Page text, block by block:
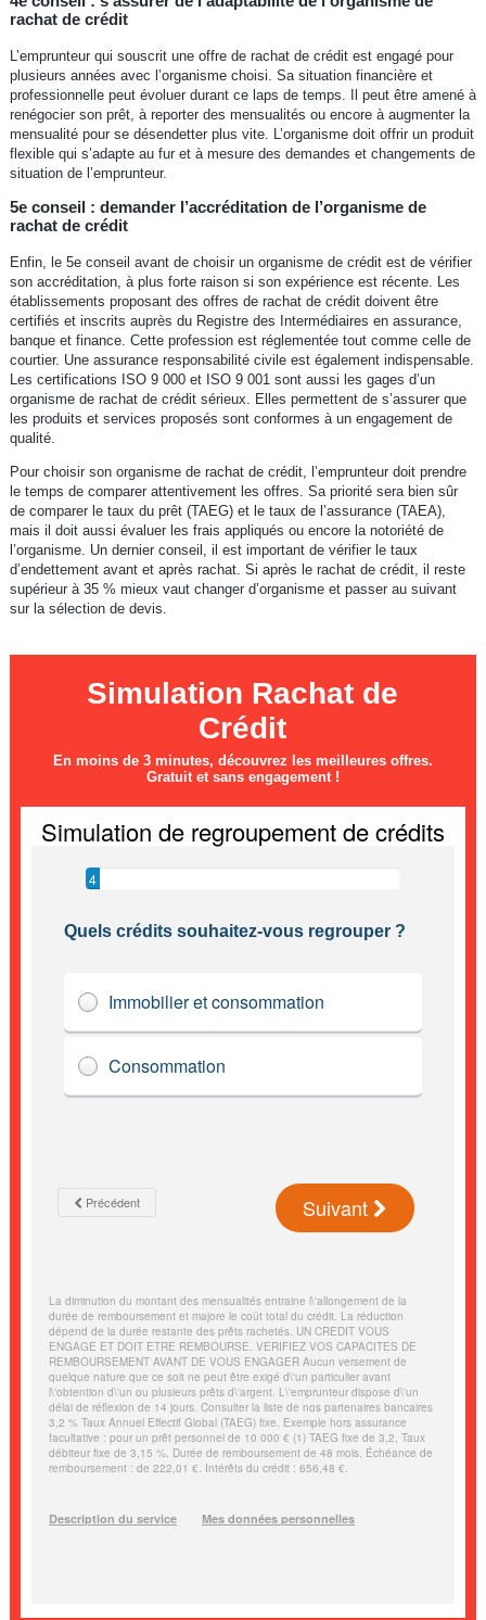
rachat de crédit
L’emprunteur qui souscrit une offre de rachat de crédit est engagé pour
plusieurs années avec l’organisme choisi. Sa situation financière et
professionnelle peut évoluer durant ce laps de temps. Il peut être amené à
renégocier son prêt, à reporter des mensualités ou encore à augmenter la
mensualité pour se désendetter plus vite. L’organisme doit offrir un produit
flexible qui s’adapte au fur et à mesure des demandes et changements de
situation de l’emprunteur.
5e conseil : demander l’accréditation de l’organisme de
rachat de crédit
Enfin, le 5e conseil avant de choisir un organisme de crédit est de vérifier
son accréditation, à plus forte raison si son expérience est récente. Les
établissements proposant des offres de rachat de crédit doivent être
certifiés et inscrits auprès du Registre des Intermédiaires en assurance,
banque et finance. Cette profession est réglementée tout comme celle de
courtier. Une assurance responsabilité civile est également indispensable.
Les certifications ISO 9 000 et ISO 9 001 sont aussi les gages d’un
organisme de rachat de crédit sérieux. Elles permettent de s’assurer que
les produits et services proposés sont conformes à un engagement de
qualité.
Pour choisir son organisme de rachat de crédit, l’emprunteur doit prendre
le temps de comparer attentivement les offres. Sa priorité sera bien sûr
de comparer le taux du prêt (TAEG) et le taux de l’assurance (TAEA),
mais il doit aussi évaluer les frais appliqués ou encore la notoriété de
l’organisme. Un dernier conseil, il est important de vérifier le taux
d’endettement avant et après rachat. Si après le rachat de crédit, il reste
supérieur à 35 % mieux vaut changer d’organisme et passer au suivant
sur la sélection de devis.
Simulation Rachat de
Crédit
En moins de 3 minutes, découvrez les meilleures offres.
Gratuit et sans engagement !